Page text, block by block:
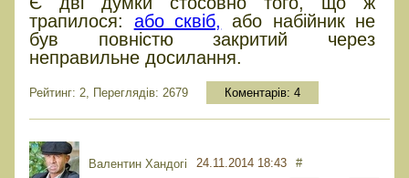
трапилося: або сквіб,
або набійник не
був повністю закритий через
неправильне досилання.
Рейтинг: 2, Переглядів: 2679 Коментарів: 4
Валентин Хандогі 24.11.2014 18:43 #